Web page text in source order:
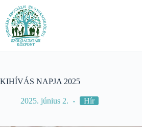
content
KIHÍVÁS NAPJA 2025
2025. június 2. Hír